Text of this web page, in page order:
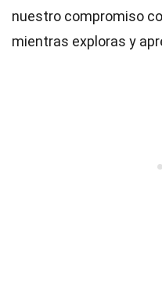
nuestro compromiso
mientras exploras y